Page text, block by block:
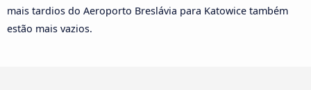
mais tardios do Aeroporto Breslávia para Katowice também
estão mais vazios.